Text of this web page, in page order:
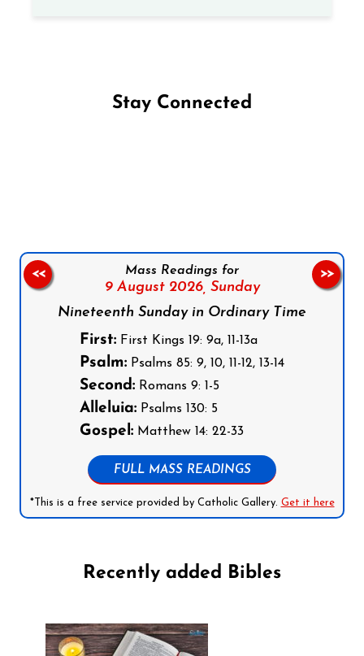
Stay Connected
Mass Readings for
9 August 2026, Sunday
Nineteenth Sunday in Ordinary Time
First: First Kings 19: 9a, 11-13a
Psalm: Psalms 85: 9, 10, 11-12, 13-14
Second: Romans 9: 1-5
Alleluia: Psalms 130: 5
Gospel: Matthew 14: 22-33
FULL MASS READINGS
*This is a free service provided by Catholic Gallery. Get it here
<< >>
Recently added Bibles